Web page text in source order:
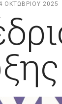
ΟΚΤΩΒΡΊΟΥ 2025